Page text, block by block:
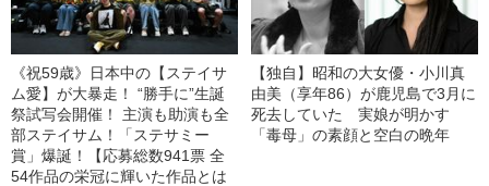
《祝59歳》日本中の【ステイサ
ム愛】が大暴走！ “勝手に”生誕
祭試写会開催！ 主演も助演も全
部ステイサム！「ステサミー
賞」爆誕！【応募総数941票 全
54作品の栄冠に輝いた作品とは
【独自】昭和の大女優・小川真
由美（享年86）が鹿児島で3月に
死去していた 実娘が明かす
「毒母」の素顔と空白の晩年